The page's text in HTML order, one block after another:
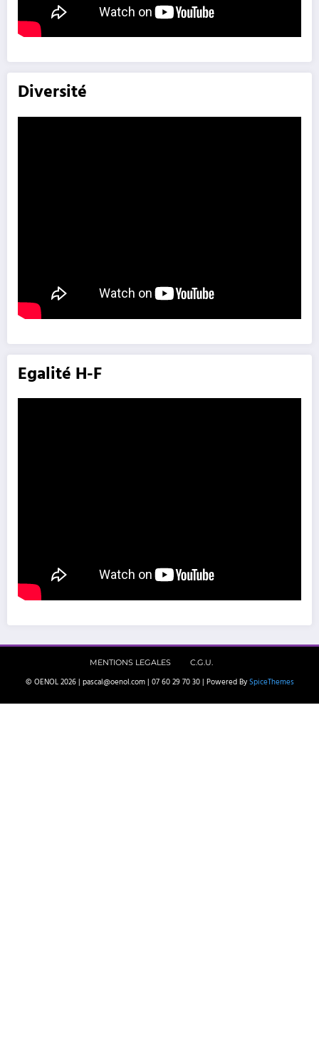
Diversité
Egalité H-F
MENTIONS LEGALES C.G.U.
© OENOL 2026 | pascal@oenol.com | 07 60 29 70 30 | Powered By SpiceThemes